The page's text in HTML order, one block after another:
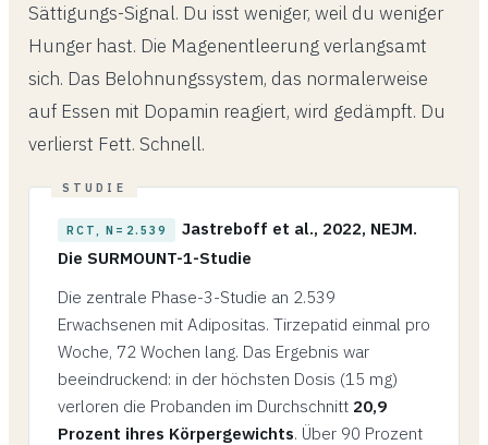
Sättigungs-Signal. Du isst weniger, weil du weniger
Hunger hast. Die Magenentleerung verlangsamt
sich. Das Belohnungssystem, das normalerweise
auf Essen mit Dopamin reagiert, wird gedämpft. Du
verlierst Fett. Schnell.
RCT, N=2.539
Jastreboff et al., 2022, NEJM.
Die SURMOUNT-1-Studie
Die zentrale Phase-3-Studie an 2.539
Erwachsenen mit Adipositas. Tirzepatid einmal pro
Woche, 72 Wochen lang. Das Ergebnis war
beeindruckend: in der höchsten Dosis (15 mg)
verloren die Probanden im Durchschnitt 20,9
Prozent ihres Körpergewichts. Über 90 Prozent